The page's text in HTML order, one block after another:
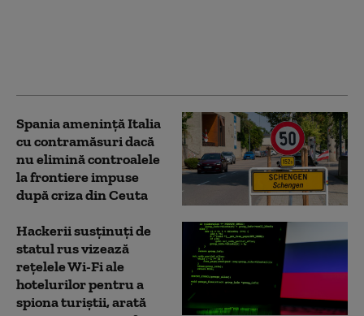
Spania ameninţă Italia
cu contramăsuri dacă
nu elimină controalele
la frontiere impuse
după criza din Ceuta
Hackerii susținuți de
statul rus vizează
rețelele Wi-Fi ale
hotelurilor pentru a
spiona turiștii, arată